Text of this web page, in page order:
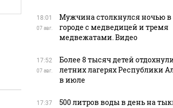
18:01
07 авг.
Мужчина столкнулся ночью в
городе с медведицей и тремя
медвежатами. Видео
17:52
07 авг.
Более 8 тысяч детей
летних лагерях Республики
в июле
17:37
500 литров воды в день на